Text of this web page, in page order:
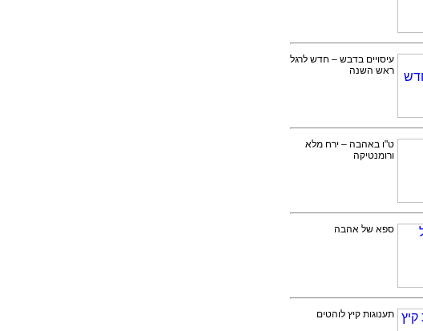
עיסויים בדבש – חדש לרגל
ראש השנה
ט"ו באהבה – ירח מלא
ורומנטיקה
ספא של אהבה
תענוגות קיץ לוהטים